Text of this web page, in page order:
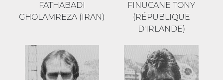
FATHABADI
GHOLAMREZA (IRAN)
FINUCANE TONY
(RÉPUBLIQUE
D'IRLANDE)